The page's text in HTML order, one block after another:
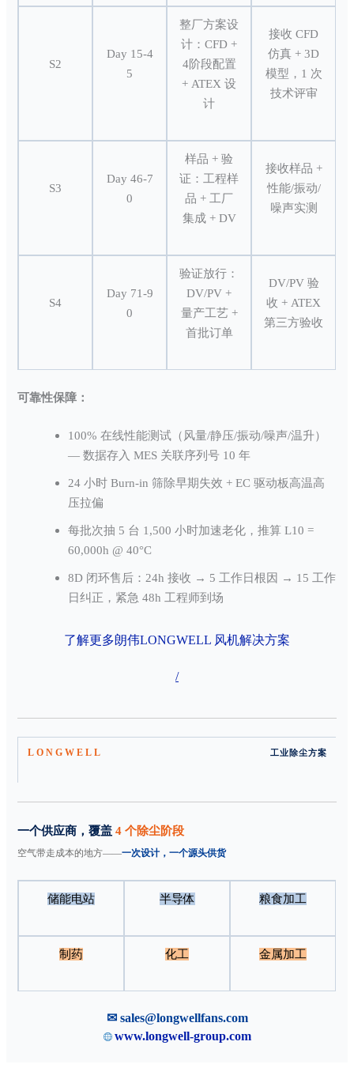
S2
Day 15-4
5
整厂方案设
计：CFD +
4阶段配置
+ ATEX 设
计
接收 CFD
仿真 + 3D
模型，1 次
技术评审
S3
Day 46-7
0
样品 + 验
证：工程样
品 + 工厂
集成 + DV
接收样品 +
性能/振动/
噪声实测
S4
Day 71-9
0
验证放行：
DV/PV +
量产工艺 +
首批订单
DV/PV 验
收 + ATEX
第三方验收
可靠性保障：
100% 在线性能测试（风量/静压/振动/噪声/温升）
— 数据存入 MES 关联序列号 10 年
24 小时 Burn-in 筛除早期失效 + EC 驱动板高温高
压拉偏
每批次抽 5 台 1,500 小时加速老化，推算 L10 =
60,000h @ 40°C
8D 闭环售后：24h 接收 → 5 工作日根因 → 15 工作
日纠正，紧急 48h 工程师到场
了解更多朗伟LONGWELL 风机解决方案
/
LONGWELL 工业除尘方案
一个供应商，覆盖4 个除尘阶段
空气带走成本的地方——一次设计，一个源头供货
储能电站 半导体 粮食加工
制药 化工 金属加工
✉ sales@longwellfans.com
www.longwell-group.com